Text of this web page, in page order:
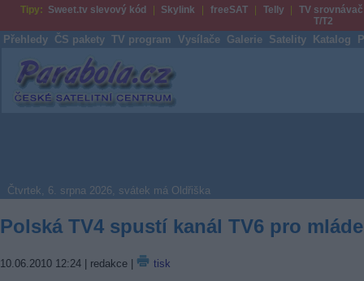
Tipy: Sweet.tv slevový kód Skylink freeSAT Telly
TV srovnávač
T/T2
Přehledy ČS pakety TV program Vysílače Galerie Satelity Katalog
Parabola.cz
Čtvrtek, 6. srpna 2026, svátek má Oldřiška
Polská TV4 spustí kanál TV6 pro
10.06.2010 12:24 | redakce | tisk